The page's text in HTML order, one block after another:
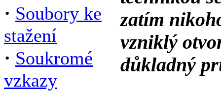
· Soubory ke
stažení
· Soukromé
vzkazy
zatím
vzniklý
důkladný